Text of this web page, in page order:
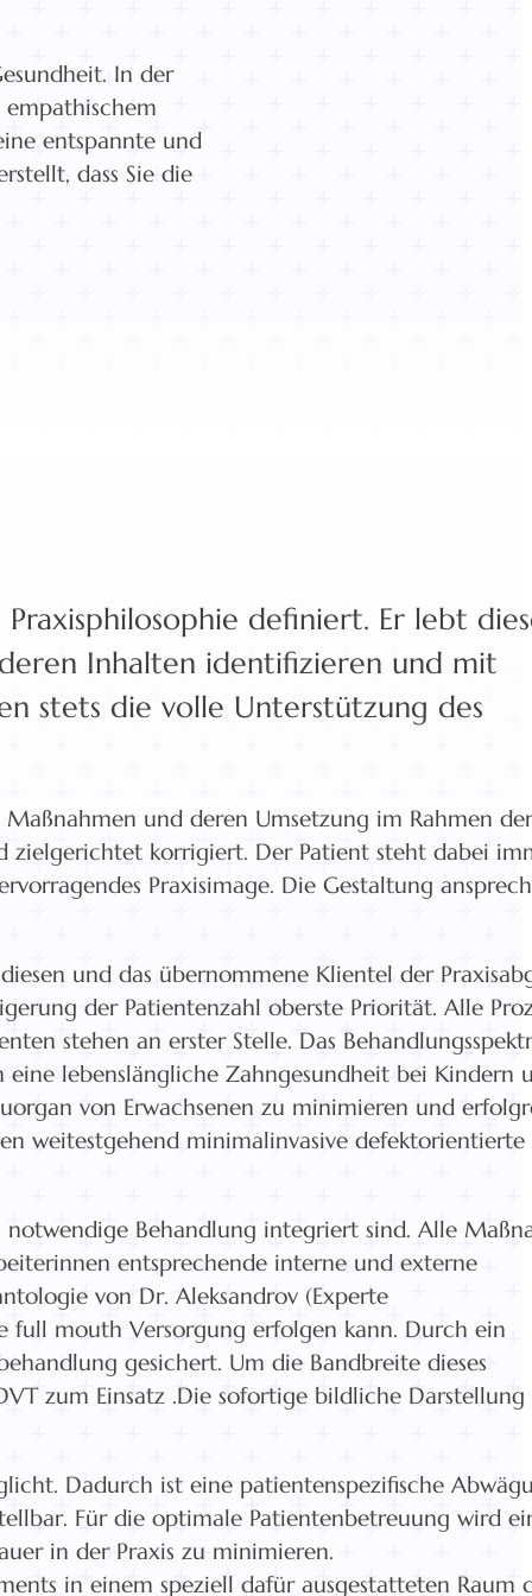
In der
entspannte und
dass Sie die
definiert. Er lebt
Inhalten identifizieren und mit
stets die volle Unterstützung des
und deren Umsetzung im Rahmen
zielgerichtet korrigiert. Der Patient steht dabei
Praxisimage. Die Gestaltung
und das übernommene Klientel der
der Patientenzahl oberste Priorität. Alle
stehen an erster Stelle. Das
lebenslängliche Zahngesundheit bei Kindern
von Erwachsenen zu minimieren und
weitestgehend minimalinvasive defektorientierte
Behandlung integriert sind. Alle
entsprechende interne und externe
von Dr. Aleksandrov (Experte
mouth Versorgung erfolgen kann. Durch ein
gesichert. Um die Bandbreite dieses
zum Einsatz .Die sofortige bildliche Darstellung
Dadurch ist eine patientenspezifische
Für die optimale Patientenbetreuung wird
in der Praxis zu minimieren.
in einem speziell dafür ausgestatteten Raum